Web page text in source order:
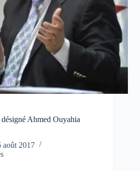
Ahmed Ouyahia
août 2017